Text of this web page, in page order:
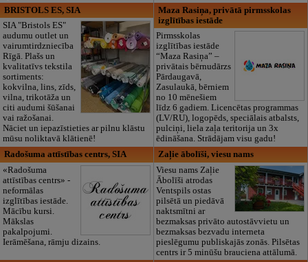
BRISTOLS ES, SIA
SIA "Bristols ES"
audumu outlet un
vairumtirdzniecība
Rīgā. Plašs un
kvalitatīvs tekstila
sortiments:
kokvilna, lins, zīds,
vilna, trikotāža un
citi audumi šūšanai
vai ražošanai.
Nāciet un iepazīstieties ar pilnu klāstu
mūsu noliktavā klātienē!
Maza Rasiņa, privātā pirmsskolas
izglītības iestāde
Pirmsskolas
izglītības iestāde
“Maza Rasiņa” –
privātais bērnudārzs
Pārdaugavā,
Zasulaukā, bērniem
no 10 mēnešiem
līdz 6 gadiem. Licencētas programmas
(LV/RU), logopēds, speciālais atbalsts,
pulciņi, liela zaļa teritorija un 3x
ēdināšana. Strādājam visu gadu!
Radošuma attīstības centrs, SIA
«Radošuma
attīstības centrs» -
neformālas
izglītības iestāde.
Mācību kursi.
Mākslas
pakalpojumi.
Ierāmēšana, rāmju dizains.
Zaļie ābolīši, viesu nams
Viesu nams Zaļie
Ābolīši atrodas
Ventspils ostas
pilsētā un piedāvā
naktsmītni ar
bezmaksas privāto autostāvvietu un
bezmaksas bezvadu interneta
pieslēgumu publiskajās zonās. Pilsētas
centrs ir 5 minūšu brauciena attālumā.